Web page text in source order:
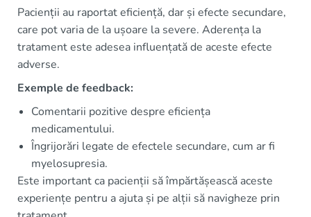
Pacienții au raportat eficiență, dar și efecte secundare,
care pot varia de la ușoare la severe. Aderența la
tratament este adesea influențată de aceste efecte
adverse.
Exemple de feedback:
Comentarii pozitive despre eficiența
medicamentului.
Îngrijorări legate de efectele secundare, cum ar fi
myelosupresia.
Este important ca pacienții să împărtășească aceste
experiențe pentru a ajuta și pe alții să navigheze prin